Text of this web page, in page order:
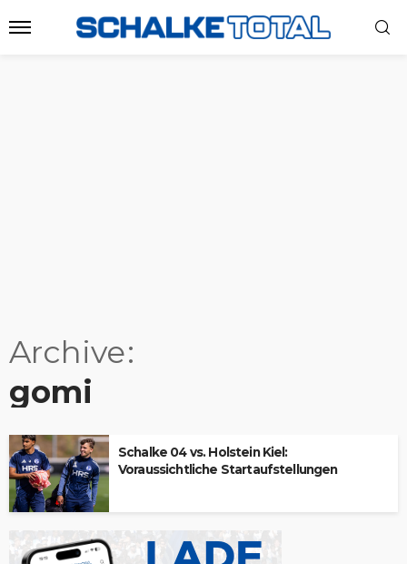
Archive
gomi
Schalke 04 vs. Holstein Kiel:
Voraussichtliche Startaufstellungen